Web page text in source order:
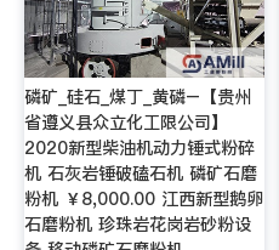
磷矿_硅石_煤丁_黄磷–【贵州
省遵义县众立化工限公司】
2020新型柴油机动力锤式粉碎
机 石灰岩锤破磕石机 磷矿石磨
粉机 ￥8,000.00 江西新型鹅卵
石磨粉机 珍珠岩花岗岩砂粉设